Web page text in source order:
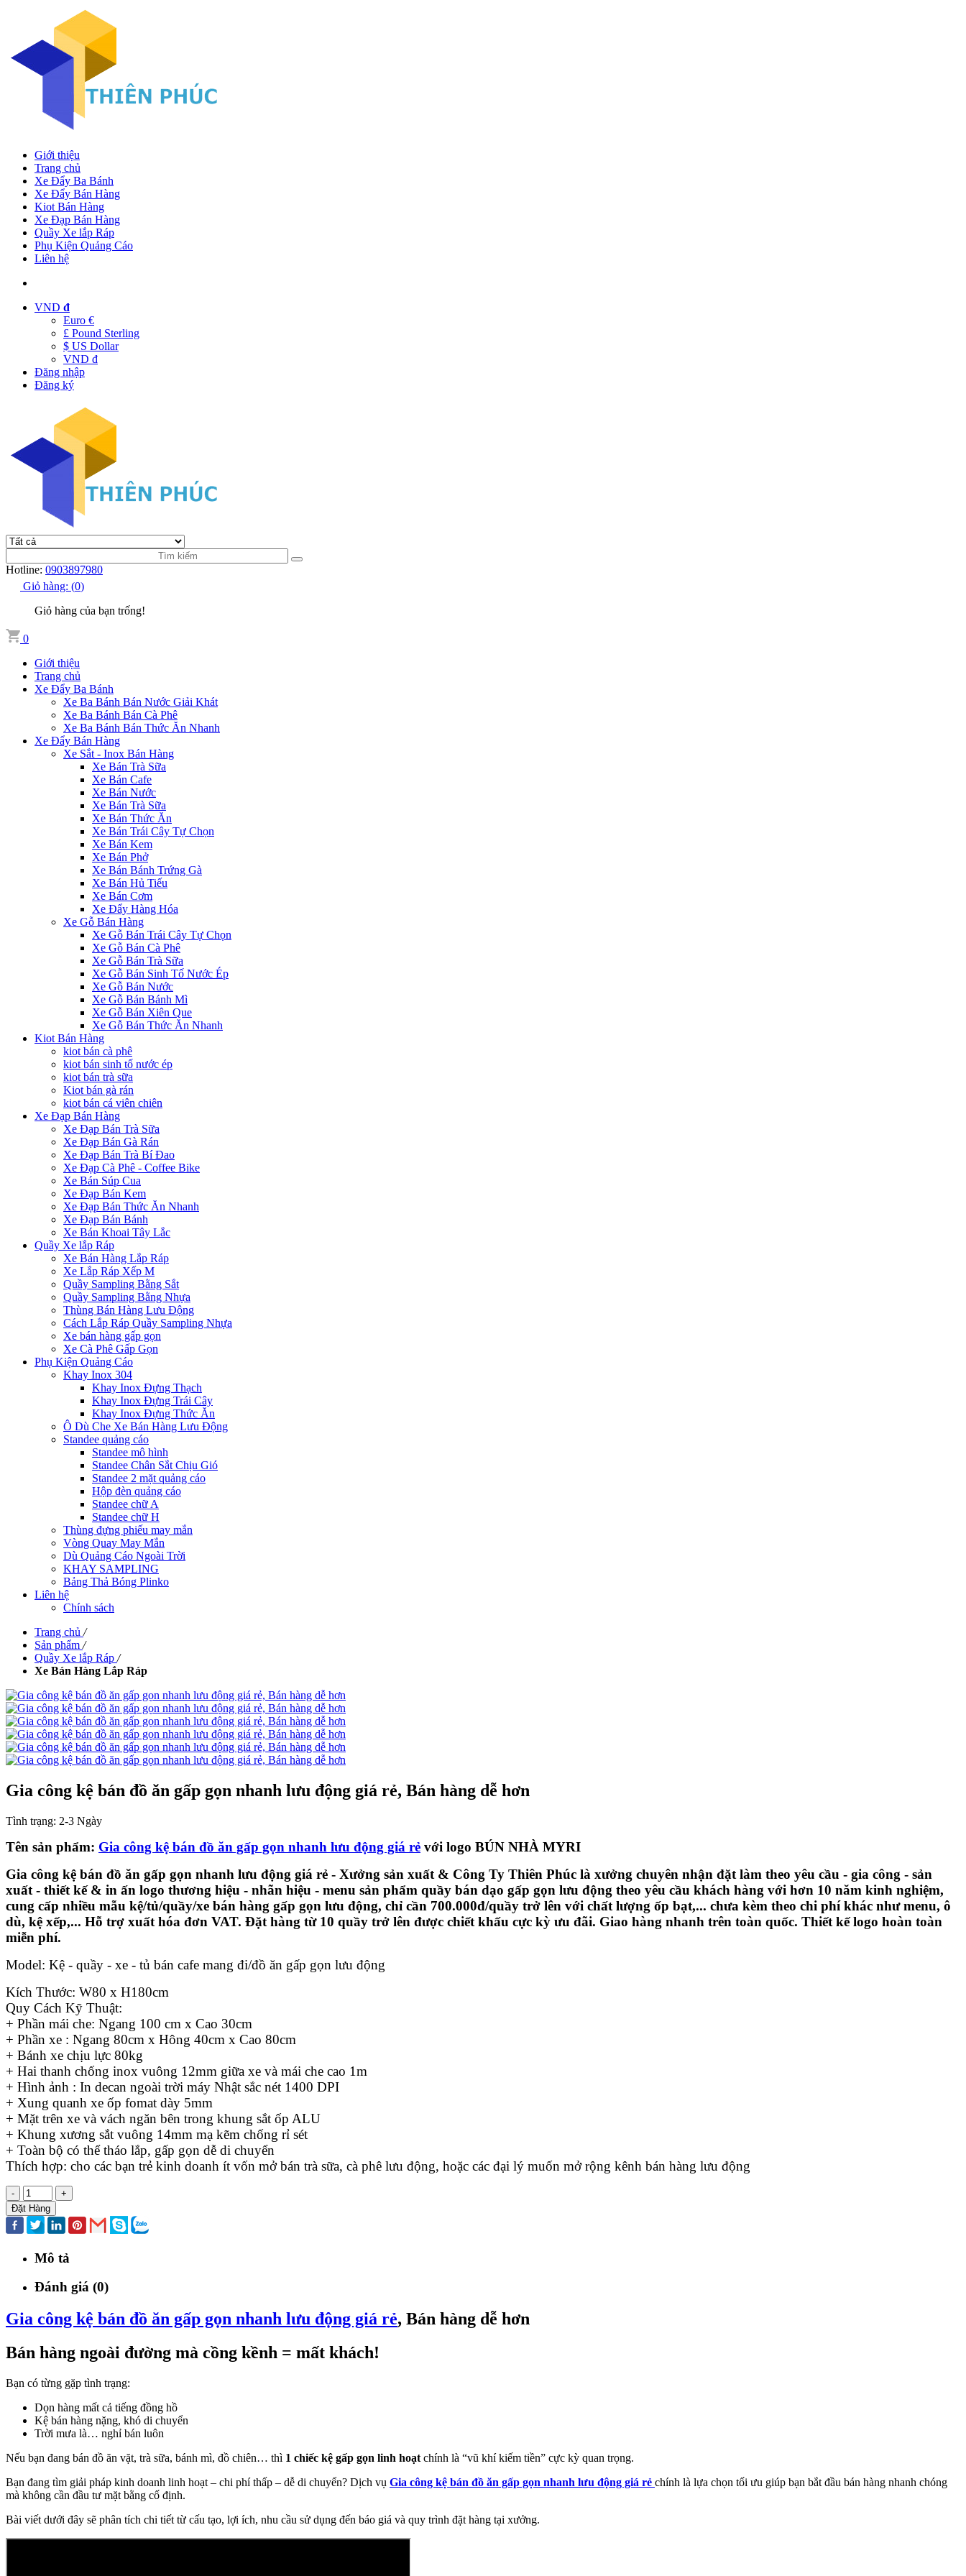
Giới thiệu
Trang chủ
Xe Đẩy Ba Bánh
Xe Đẩy Bán Hàng
Kiot Bán Hàng
Xe Đạp Bán Hàng
Quầy Xe lắp Ráp
Phụ Kiện Quảng Cáo
Liên hệ
VND đ
Euro €
£ Pound Sterling
$ US Dollar
VND đ
Đăng nhập
Đăng ký
Hotline: 0903897980
Giỏ hàng: (0)
Giỏ hàng của bạn trống!
0
Giới thiệu
Trang chủ
Xe Đẩy Ba Bánh
Xe Ba Bánh Bán Nước Giải Khát
Xe Ba Bánh Bán Cà Phê
Xe Ba Bánh Bán Thức Ăn Nhanh
Xe Đẩy Bán Hàng
Xe Sắt - Inox Bán Hàng
Xe Bán Trà Sữa
Xe Bán Cafe
Xe Bán Nước
Xe Bán Trà Sữa
Xe Bán Thức Ăn
Xe Bán Trái Cây Tự Chọn
Xe Bán Kem
Xe Bán Phở
Xe Bán Bánh Trứng Gà
Xe Bán Hủ Tiếu
Xe Bán Cơm
Xe Đẩy Hàng Hóa
Xe Gỗ Bán Hàng
Xe Gỗ Bán Trái Cây Tự Chọn
Xe Gỗ Bán Cà Phê
Xe Gỗ Bán Trà Sữa
Xe Gỗ Bán Sinh Tố Nước Ép
Xe Gỗ Bán Nước
Xe Gỗ Bán Bánh Mì
Xe Gỗ Bán Xiên Que
Xe Gỗ Bán Thức Ăn Nhanh
Kiot Bán Hàng
kiot bán cà phê
kiot bán sinh tố nước ép
kiot bán trà sữa
Kiot bán gà rán
kiot bán cá viên chiên
Xe Đạp Bán Hàng
Xe Đạp Bán Trà Sữa
Xe Đạp Bán Gà Rán
Xe Đạp Bán Trà Bí Đao
Xe Đạp Cà Phê - Coffee Bike
Xe Bán Súp Cua
Xe Đạp Bán Kem
Xe Đạp Bán Thức Ăn Nhanh
Xe Đạp Bán Bánh
Xe Bán Khoai Tây Lắc
Quầy Xe lắp Ráp
Xe Bán Hàng Lắp Ráp
Xe Lắp Ráp Xếp M
Quầy Sampling Bằng Sắt
Quầy Sampling Bằng Nhựa
Thùng Bán Hàng Lưu Động
Cách Lắp Ráp Quầy Sampling Nhựa
Xe bán hàng gấp gọn
Xe Cà Phê Gấp Gọn
Phụ Kiện Quảng Cáo
Khay Inox 304
Khay Inox Đựng Thạch
Khay Inox Đựng Trái Cây
Khay Inox Đựng Thức Ăn
Ô Dù Che Xe Bán Hàng Lưu Động
Standee quảng cáo
Standee mô hình
Standee Chân Sắt Chịu Gió
Standee 2 mặt quảng cáo
Hộp đèn quảng cáo
Standee chữ A
Standee chữ H
Thùng đựng phiếu may mắn
Vòng Quay May Mắn
Dù Quảng Cáo Ngoài Trời
KHAY SAMPLING
Bảng Thả Bóng Plinko
Liên hệ
Chính sách
Trang chủ /
Sản phẩm /
Quầy Xe lắp Ráp /
Xe Bán Hàng Lắp Ráp
Gia công kệ bán đồ ăn gấp gọn nhanh lưu động giá rẻ, Bán hàng dễ hơn
Tình trạng: 2-3 Ngày
Tên sản phẩm: Gia công kệ bán đồ ăn gấp gọn nhanh lưu động giá rẻ với logo BÚN NHÀ MYRI
Gia công kệ bán đồ ăn gấp gọn nhanh lưu động giá rẻ - Xưởng sản xuất & Công Ty Thiên Phúc là xưởng chuyên nhận đặt làm theo yêu cầu - gia công - sản
xuất - thiết kế & in ấn logo thương hiệu - nhãn hiệu - menu sản phẩm quầy bán dạo gấp gọn lưu động theo yêu cầu khách hàng với hơn 10 năm kinh nghiệm,
cung cấp nhiều mẫu kệ/tủ/quầy/xe bán hàng gấp gọn lưu động, chỉ cần 700.000đ/quầy trở lên với chất lượng ốp bạt,... chưa kèm theo chi phí khác như menu, ô
dù, kệ xếp,... Hỗ trợ xuất hóa đơn VAT. Đặt hàng từ 10 quầy trở lên được chiết khấu cực kỳ ưu đãi. Giao hàng nhanh trên toàn quốc. Thiết kế logo hoàn toàn
miễn phí.
Model: Kệ - quầy - xe - tủ bán cafe mang đi/đồ ăn gấp gọn lưu động
Kích Thước: W80 x H180cm
Quy Cách Kỹ Thuật:
+ Phần mái che: Ngang 100 cm x Cao 30cm
+ Phần xe : Ngang 80cm x Hông 40cm x Cao 80cm
+ Bánh xe chịu lực 80kg
+ Hai thanh chống inox vuông 12mm giữa xe và mái che cao 1m
+ Hình ảnh : In decan ngoài trời máy Nhật sắc nét 1400 DPI
+ Xung quanh xe ốp fomat dày 5mm
+ Mặt trên xe và vách ngăn bên trong khung sắt ốp ALU
+ Khung xương sắt vuông 14mm mạ kẽm chống rỉ sét
+ Toàn bộ có thể tháo lắp, gấp gọn dễ di chuyển
Thích hợp: cho các bạn trẻ kinh doanh ít vốn mở bán trà sữa, cà phê lưu động, hoặc các đại lý muốn mở rộng kênh bán hàng lưu động
-
+
Đặt Hàng
Mô tả
Đánh giá (0)
Gia công kệ bán đồ ăn gấp gọn nhanh lưu động giá rẻ, Bán hàng dễ hơn
Bán hàng ngoài đường mà cồng kềnh = mất khách!
Bạn có từng gặp tình trạng:
Dọn hàng mất cả tiếng đồng hồ
Kệ bán hàng nặng, khó di chuyển
Trời mưa là… nghỉ bán luôn
Nếu bạn đang bán đồ ăn vặt, trà sữa, bánh mì, đồ chiên… thì 1 chiếc kệ gấp gọn linh hoạt chính là “vũ khí kiếm tiền” cực kỳ quan trọng.
Bạn đang tìm giải pháp kinh doanh linh hoạt – chi phí thấp – dễ di chuyển? Dịch vụ Gia công kệ bán đồ ăn gấp gọn nhanh lưu động giá rẻ chính là lựa chọn tối ưu giúp bạn bắt đầu bán hàng nhanh chóng
mà không cần đầu tư mặt bằng cố định.
Bài viết dưới đây sẽ phân tích chi tiết từ cấu tạo, lợi ích, nhu cầu sử dụng đến báo giá và quy trình đặt hàng tại xưởng.